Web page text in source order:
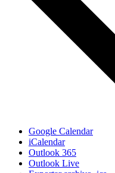
Google Calendar
iCalendar
Outlook 365
Outlook Live